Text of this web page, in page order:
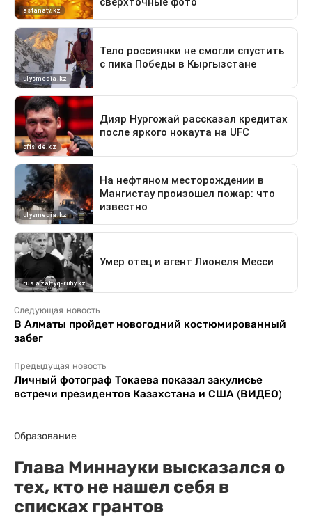
Следующая новость
В Алматы пройдет новогодний костюмированный
забег
Предыдущая новость
Личный фотограф Токаева показал закулисье
встречи президентов Казахстана и США (ВИДЕО)
Образование
Глава Миннауки высказался о
тех, кто не нашел себя в
списках грантов